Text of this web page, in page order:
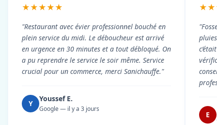
★★★★★
"Restaurant avec évier professionnel bouché en
plein service du midi. Le déboucheur est arrivé
en urgence en 30 minutes et a tout débloqué. On
a pu reprendre le service le soir même. Service
crucial pour un commerce, merci Sanichauffe."
Y
Youssef E.
Google — il y a 3 jours
E